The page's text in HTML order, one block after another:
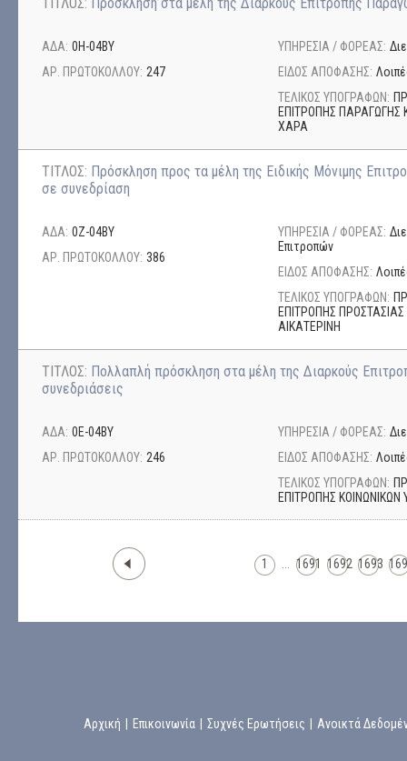
ΑΔΑ: 0Η-04ΒΥ
ΑΡ. ΠΡΩΤΟΚΟΛΛΟΥ: 247
ΥΠΗΡΕΣΙΑ / ΦΟΡΕΑΣ:
ΕΙΔΟΣ ΑΠΟΦΑΣΗΣ:
ΤΕΛΙΚΟΣ ΥΠΟΓΡΑΦΩΝ:
ΕΠΙΤΡΟΠΗΣ
ΧΑΡΑ
ΤΙΤΛΟΣ: Πρόσκληση προς τα μέλη της Ειδικής Μόνιμης
σε συνεδρίαση
ΑΔΑ: 0Ζ-04ΒΥ
ΑΡ. ΠΡΩΤΟΚΟΛΛΟΥ: 386
ΥΠΗΡΕΣΙΑ / ΦΟΡΕΑΣ:
Επιτροπών
ΕΙΔΟΣ ΑΠΟΦΑΣΗΣ:
ΤΕΛΙΚΟΣ ΥΠΟΓΡΑΦΩΝ:
ΕΠΙΤΡΟΠΗΣ
ΑΙΚΑΤΕΡΙΝΗ
ΤΙΤΛΟΣ: Πολλαπλή πρόσκληση στα μέλη της Διαρκούς
συνεδριάσεις
ΑΔΑ: 0Ε-04ΒΥ
ΑΡ. ΠΡΩΤΟΚΟΛΛΟΥ: 246
ΥΠΗΡΕΣΙΑ / ΦΟΡΕΑΣ:
ΕΙΔΟΣ ΑΠΟΦΑΣΗΣ:
ΤΕΛΙΚΟΣ ΥΠΟΓΡΑΦΩΝ:
ΕΠΙΤΡΟΠΗΣ
1 1691 1692 1693
Αρχική Επικοινωνία Συχνές Ερωτήσεις Ανοικτά